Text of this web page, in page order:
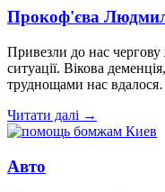
Прокоф'єва
Привезли до нас чергову
ситуації. Вікова
труднощами нас
Читати далі →
Авто